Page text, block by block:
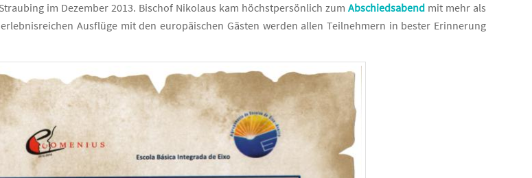
im Dezember 2013. Bischof Nikolaus kam höchstpersönlich zum Abschiedsabend mit mehr als
Ausflüge mit den europäischen Gästen werden allen Teilnehmern in bester Erinnerung